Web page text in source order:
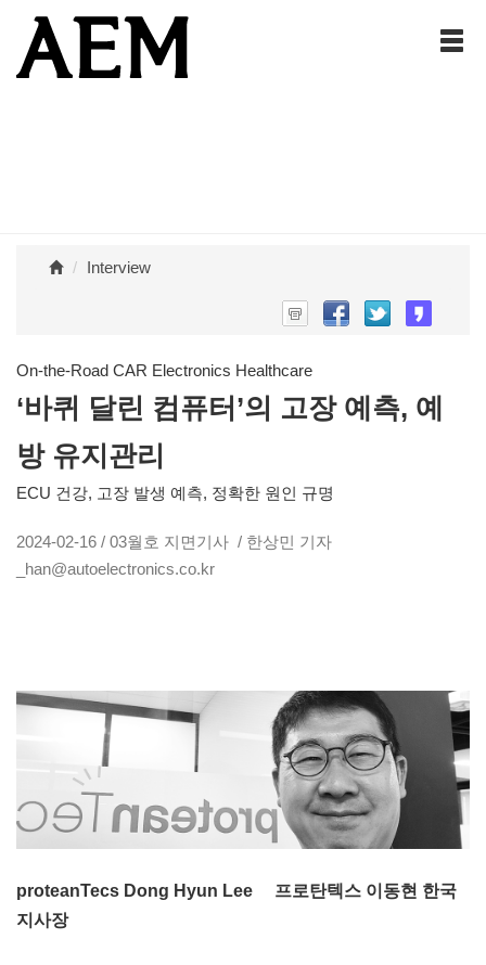
Interview
On-the-Road CAR Electronics Healthcare
‘바퀴 달린 컴퓨터’의 고장 예측, 예
방 유지관리
ECU 건강, 고장 발생 예측, 정확한 원인 규명
2024-02-16 / 03월호 지면기사 / 한상민 기자
_han@autoelectronics.co.kr
proteanTecs Dong Hyun Lee 프로탄텍스 이동현 한국
지사장